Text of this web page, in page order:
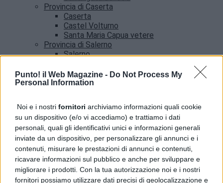
Punto! il Web Magazine - Do Not Process My
Personal Information
Noi e i nostri fornitori archiviamo informazioni quali cookie
su un dispositivo (e/o vi accediamo) e trattiamo i dati
personali, quali gli identificativi unici e informazioni generali
inviate da un dispositivo, per personalizzare gli annunci e i
contenuti, misurare le prestazioni di annunci e contenuti,
ricavare informazioni sul pubblico e anche per sviluppare e
migliorare i prodotti. Con la tua autorizzazione noi e i nostri
fornitori possiamo utilizzare dati precisi di geolocalizzazione e
Provincia di Caserta
Caserta
Castel Volturno
Santa Maria Capua vetere
Provincia di Salerno
Salerno
Amalfi
Angri
Benevento, allerta meteo fino alle 21: l’avviso del
Comune